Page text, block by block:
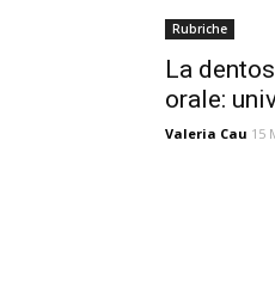
Rubriche
La
orale:
Valeria Cau 15